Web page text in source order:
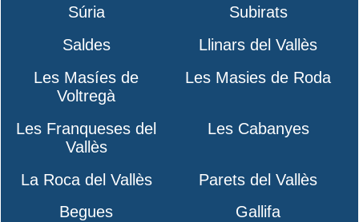
Súria
Subirats
Saldes
Llinars del Vallès
Les Masíes de
Voltregà
Les Masies de Roda
Les Franqueses del
Vallès
Les Cabanyes
La Roca del Vallès
Parets del Vallès
Begues
Gallifa